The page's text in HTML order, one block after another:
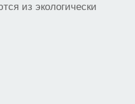
из экологически